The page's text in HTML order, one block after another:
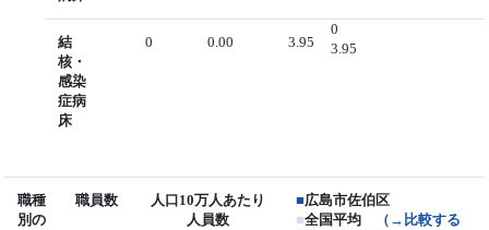
結
核・
感染
症病
床
0 0.00 3.95
0
3.95
職種
別の
職員数
人口10万人あたり
人員数
■広島市佐伯区
■全国平均
（→比較する